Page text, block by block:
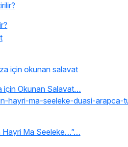
için Okunan Salavat…
Hayri Ma Seeleke…”…